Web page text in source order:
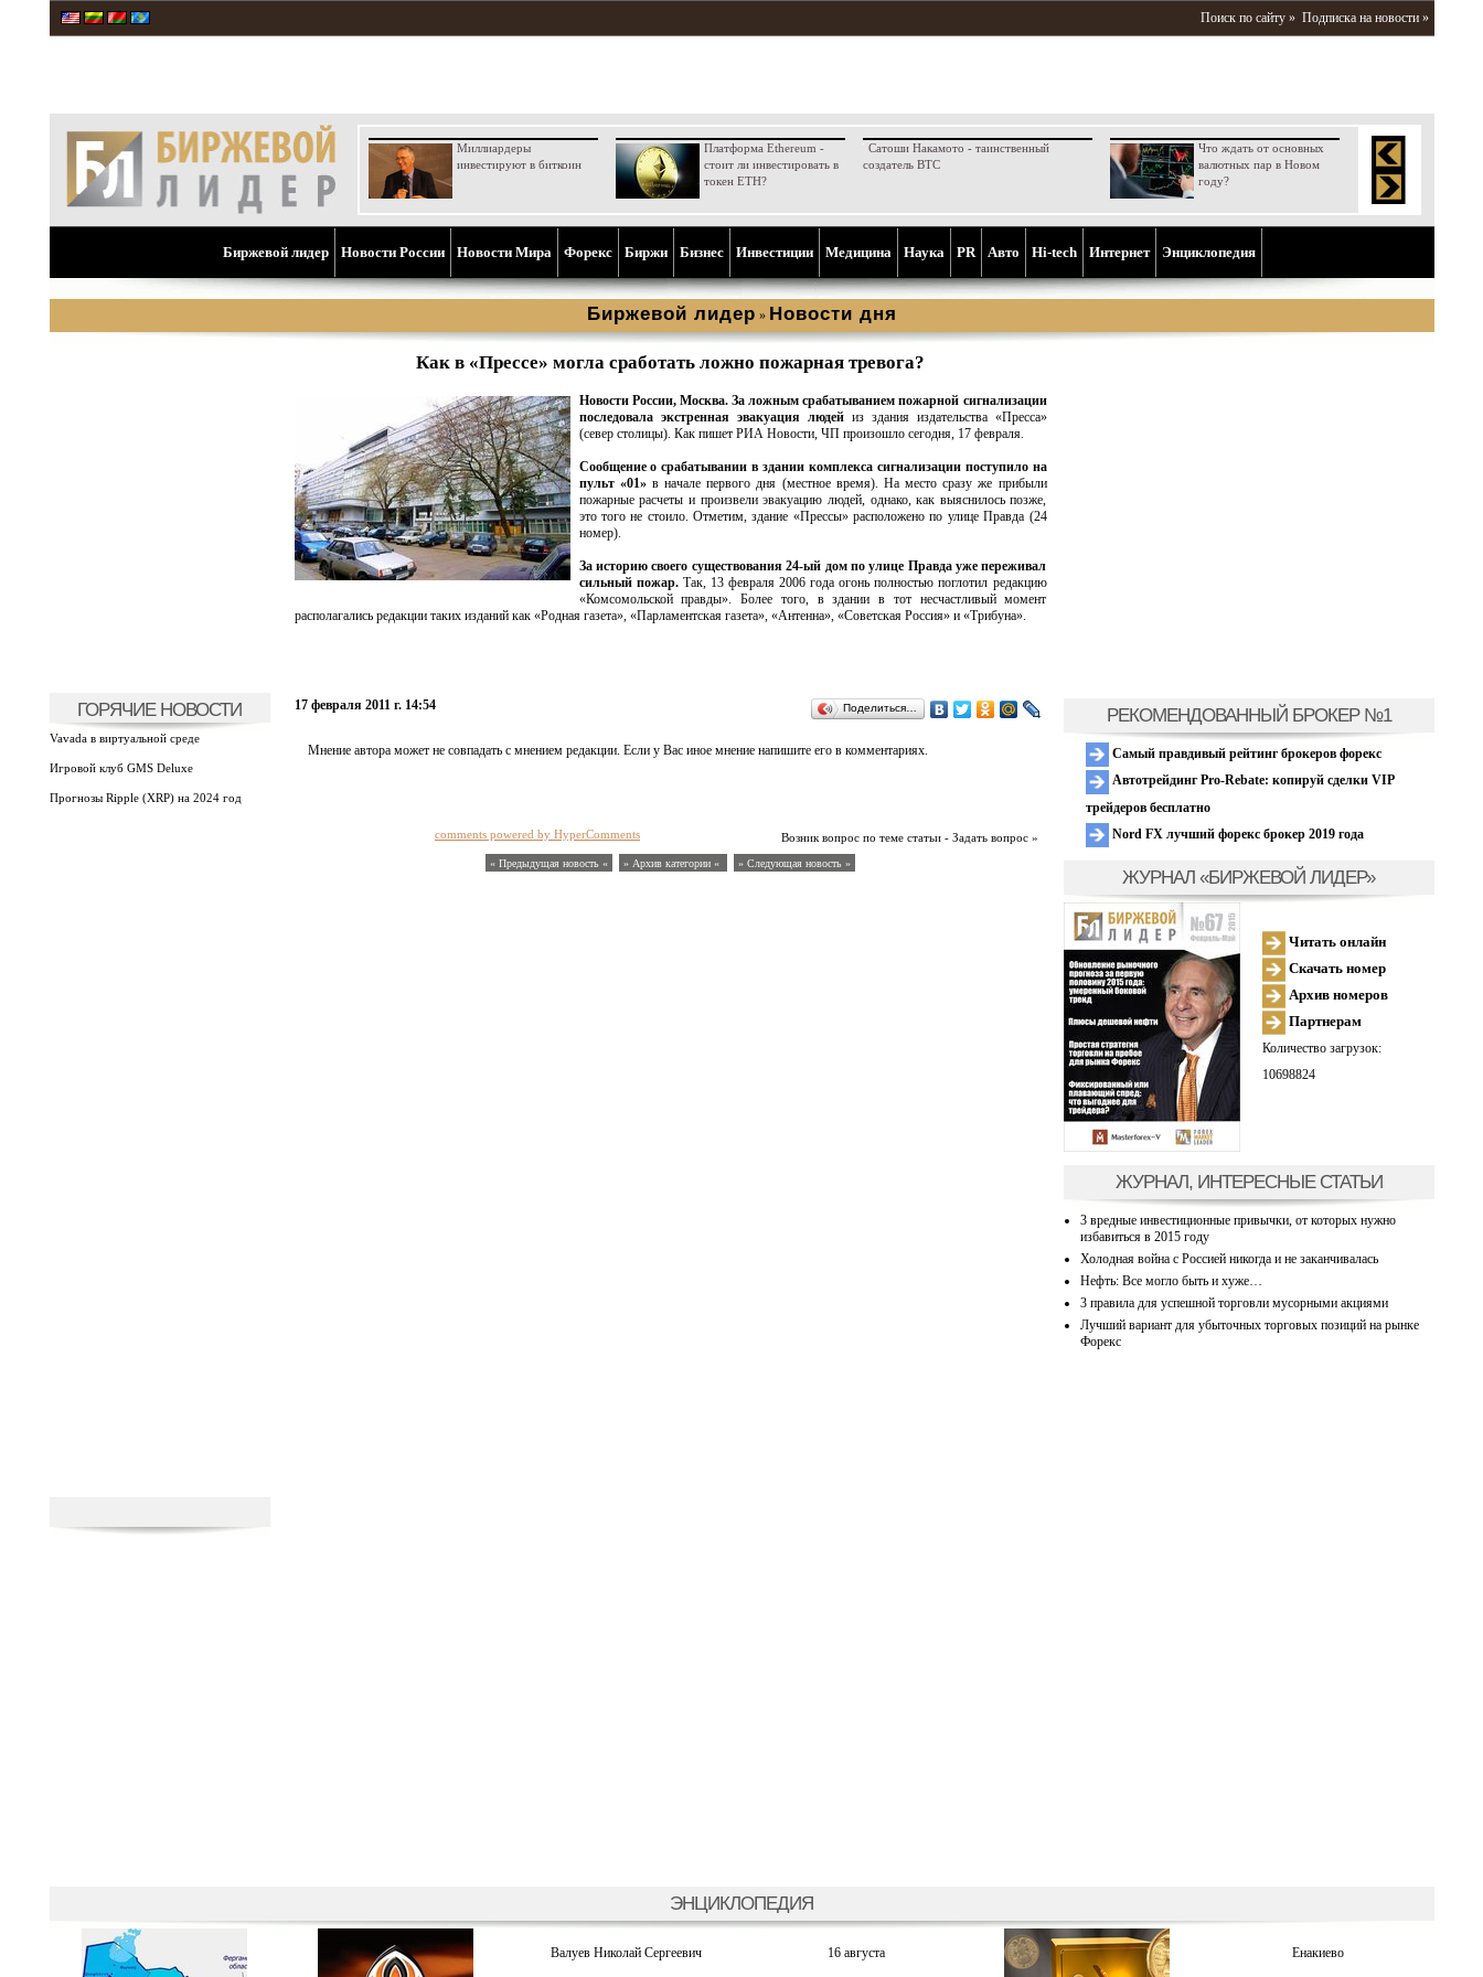
Поиск по сайту » Подписка на новости »
Миллиардеры
инвестируют в биткоин
Платформа Ethereum -
стоит ли инвестировать в
токен ETH?
Сатоши Накамото - таинственный
создатель BTC
Что ждать от основных
валютных пар в Новом
году?
Биржевой лидер Новости России Новости Мира Форекс Биржи Бизнес Инвестиции Медицина Наука PR Aвто Hi-tech Интернет Энциклопедия
Биржевой лидер » Новости дня
ГОРЯЧИЕ НОВОСТИ
Vavada в виртуальной среде
Игровой клуб GMS Deluxe
Прогнозы Ripple (XRP) на 2024 год
Как в «Прессе» могла сработать ложно пожарная тревога?
Новости России, Москва. За ложным срабатыванием пожарной сигнализации
последовала экстренная эвакуация людей из здания издательства «Пресса»
(север столицы). Как пишет РИА Новости, ЧП произошло сегодня, 17 февраля.
Сообщение о срабатывании в здании комплекса сигнализации поступило на
пульт «01»в начале первого дня (местное время). На место сразу же прибыли
пожарные расчеты и произвели эвакуацию людей, однако, как выяснилось позже,
это того не стоило. Отметим, здание «Прессы» расположено по улице Правда (24
номер).
За историю своего существования 24-ый дом по улице Правда уже переживал
сильный пожар.Так, 13 февраля 2006 года огонь полностью поглотил редакцию
«Комсомольской правды». Более того, в здании в тот несчастливый момент
располагались редакции таких изданий как «Родная газета», «Парламентская газета», «Антенна», «Советская Россия» и «Трибуна».
17 февраля 2011 г. 14:54 Поделиться…
Мнение автора может не совпадать с мнением редакции. Если у Вас иное мнение напишите его в комментариях.
Возник вопрос по теме статьи - Задать вопрос »
comments powered by HyperComments
« Предыдущая новость « » Архив категории « » Следующая новость »
РЕКОМЕНДОВАННЫЙ БРОКЕР №1
Самый правдивый рейтинг брокеров форекс
Автотрейдинг Pro-Rebate: копируй сделки VIP
трейдеров бесплатно
Nord FX лучший форекс брокер 2019 года
ЖУРНАЛ «БИРЖЕВОЙ ЛИДЕР»
Читать онлайн
Скачать номер
Архив номеров
Партнерам
Количество загрузок:
10698824
ЖУРНАЛ, ИНТЕРЕСНЫЕ СТАТЬИ
3 вредные инвестиционные привычки, от которых нужно
избавиться в 2015 году
Холодная война с Россией никогда и не заканчивалась
Нефть: Все могло быть и хуже…
3 правила для успешной торговли мусорными акциями
Лучший вариант для убыточных торговых позиций на рынке
Форекс
ЭНЦИКЛОПЕДИЯ
Валуев Николай Сергеевич 16 августа Енакиево